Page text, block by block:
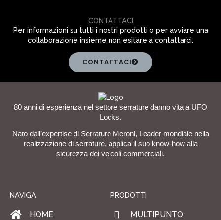
CONTATTACI
Per informazioni su tutti i nostri prodotti o per avviare una
collaborazione insieme non esitare a contattarci.
CONTATTACI
80 anni di esperienza nel settore serrature danno vita a UFO
Locks.
Nato dall’expertise di Serrature Meroni, Leader mondiale nella
realizzazione di serrature, applica il suo know-how alla
sicurezza dei veicoli commerciali.
NAVIGA
HOME
PRODOTTI
MULTIPUNTO